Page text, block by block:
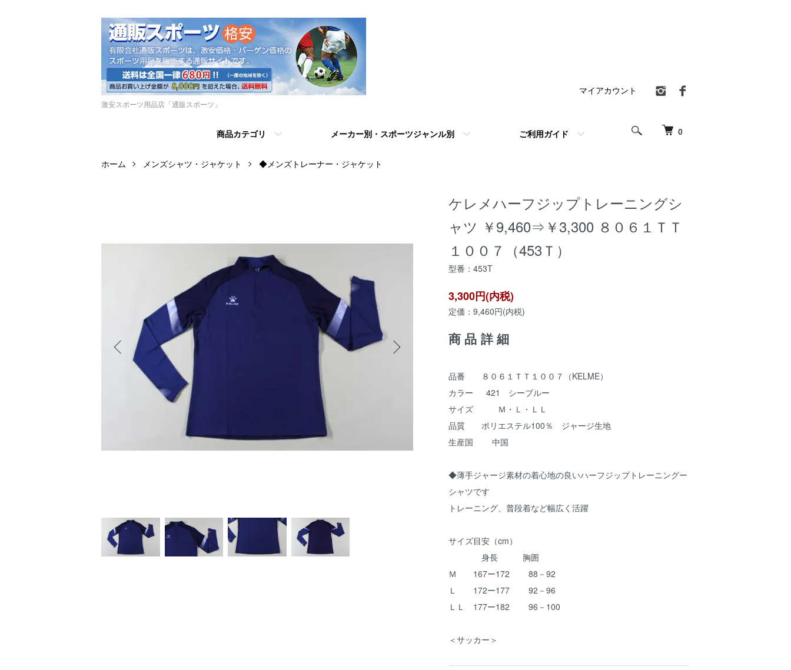
激安スポーツ用品店「通販スポーツ」
0
商品カテゴリ メーカー別・スポーツジャンル別 ご利用ガイド
マイアカウント
ホーム メンズシャツ・ジャケット ◆メンズトレーナー・ジャケット
ケレメハーフジップトレーニングシ
ャツ ￥9,460⇒￥3,300 ８０６１ＴＴ
１００７（453Ｔ）
型番：453T
3,300円(内税)
定価：9,460円(内税)
商品詳細
品番 ８０６１ＴＴ１００７（KELME）
カラー 421 シーブルー
サイズ Ｍ・Ｌ・ＬＬ
品質 ポリエステル100％ ジャージ生地
生産国 中国
◆薄手ジャージ素材の着心地の良いハーフジップトレーニングー
シャツです
トレーニング、普段着など幅広く活躍
サイズ目安（cm）
身長 胸囲
Ｍ 167ー172 88－92
Ｌ 172ー177 92－96
ＬＬ 177ー182 96－100
＜サッカー＞